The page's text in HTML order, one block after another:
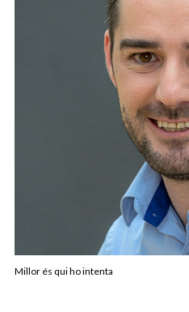
Millor és qui ho intenta